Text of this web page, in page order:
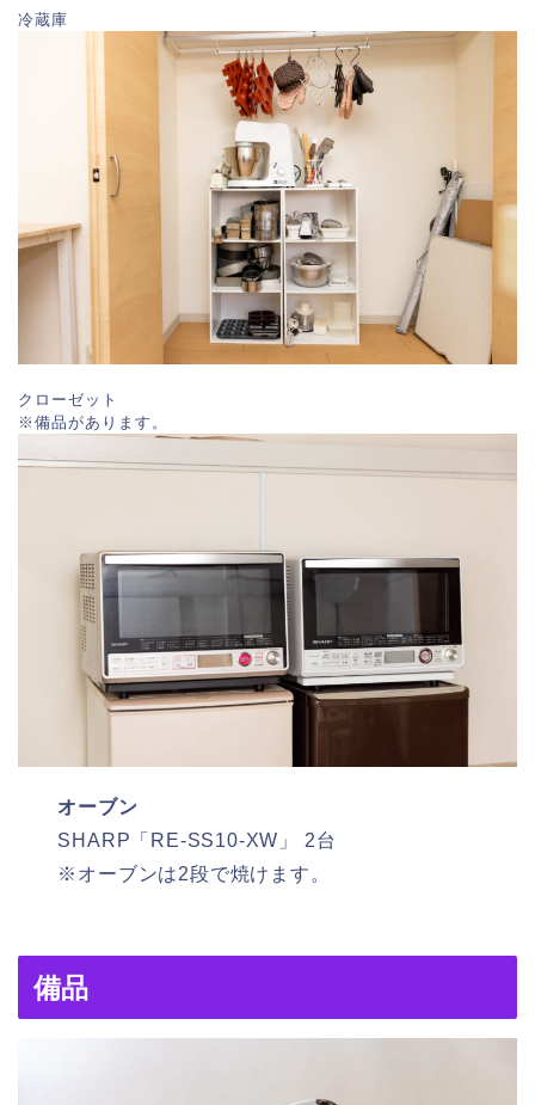
冷蔵庫
クローゼット
※備品があります。
オーブン
SHARP「RE-SS10-XW」 2台
※オーブンは2段で焼けます。
備品